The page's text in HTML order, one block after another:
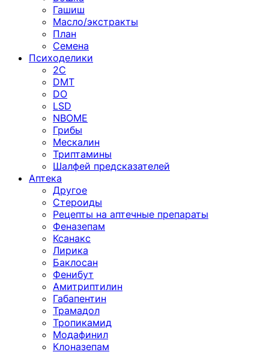
Гашиш
Масло/экстракты
План
Семена
Психоделики
2C
DMT
DO
LSD
NBOME
Грибы
Мескалин
Триптамины
Шалфей предсказателей
Аптека
Другое
Стероиды
Рецепты на аптечные препараты
Феназепам
Ксанакс
Лирика
Баклосан
Фенибут
Амитриптилин
Габапентин
Трамадол
Тропикамид
Модафинил
Клоназепам